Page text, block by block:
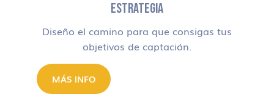
ESTRATEGIA
Diseño el camino para que consigas tus
objetivos de captación.
MÁS INFO